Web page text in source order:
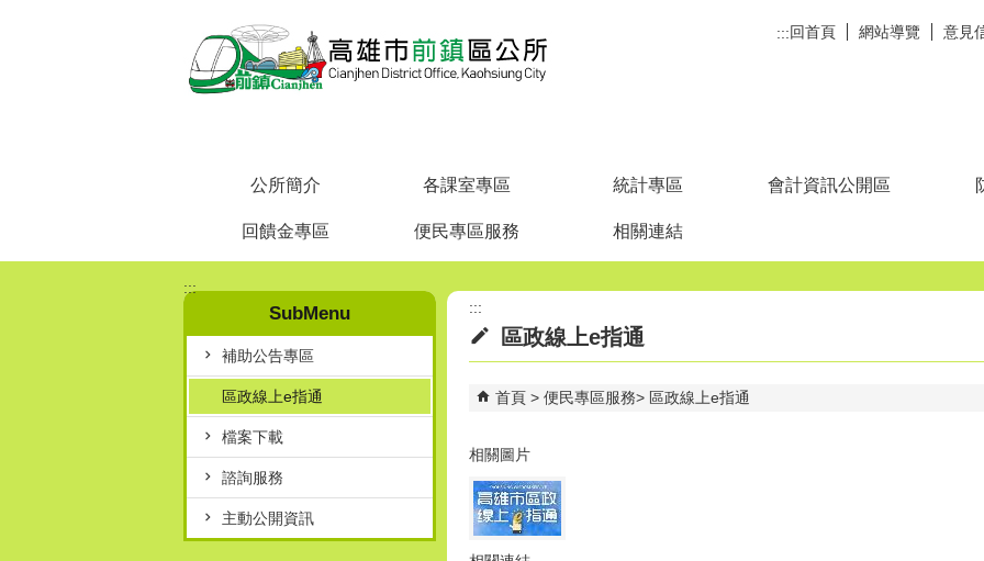
:::回首頁 網站導覽 意見
公所簡介 各課室專區 統計專區 會計資訊公開區
回饋金專區 便民專區服務 相關連結
:::
SubMenu
補助公告專區
區政線上e指通
檔案下載
諮詢服務
主動公開資訊
:::
區政線上e指通
首頁 便民專區服務 區政線上e指通
相關圖片